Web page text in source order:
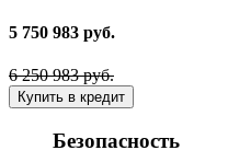
5 750 983 руб.
6 250 983 руб.
Купить в кредит
Безопасность